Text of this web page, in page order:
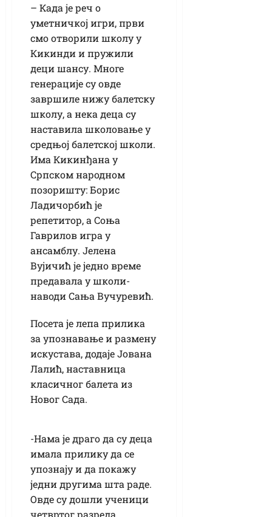
– Када је реч о
уметничкој игри, први
смо отворили школу у
Кикинди и пружили
деци шансу. Многе
генерације су овде
завршиле нижу балетску
школу, а нека деца су
наставила школовање у
средњој балетској школи.
Има Кикинђана у
Српском народном
позоришту: Борис
Ладичорбић је
репетитор, а Соња
Гаврилов игра у
ансамблу. Јелена
Вујичић је једно време
предавала у школи-
наводи Сања Вучуревић.
Посета је лепа прилика
за упознавање и размену
искустава, додаје Јована
Лалић, наставница
класичног балета из
Новог Сада.
-Нама је драго да су деца
имала прилику да се
упознају и да покажу
једни другима шта раде.
Овде су дошли ученици
четвртог разреда